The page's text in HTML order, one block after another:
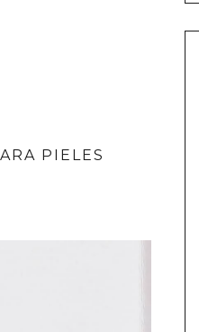
PIELES